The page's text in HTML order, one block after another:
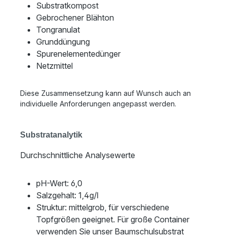
Substratkompost
Gebrochener Blähton
Tongranulat
Grunddüngung
Spurenelementedünger
Netzmittel
Diese Zusammensetzung kann auf Wunsch auch an
individuelle Anforderungen angepasst werden.
Substratanalytik
Durchschnittliche Analysewerte
pH-Wert: 6,0
Salzgehalt: 1,4g/l
Struktur: mittelgrob, für verschiedene
Topfgrößen geeignet. Für große Container
verwenden Sie unser Baumschulsubstrat